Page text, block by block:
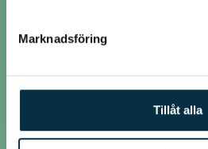
Marknadsföring
Tillåt alla